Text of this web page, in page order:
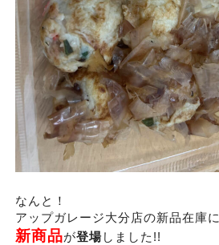
なんと！
アップガレージ大分店の新品在庫に
新商品が登場しました!!